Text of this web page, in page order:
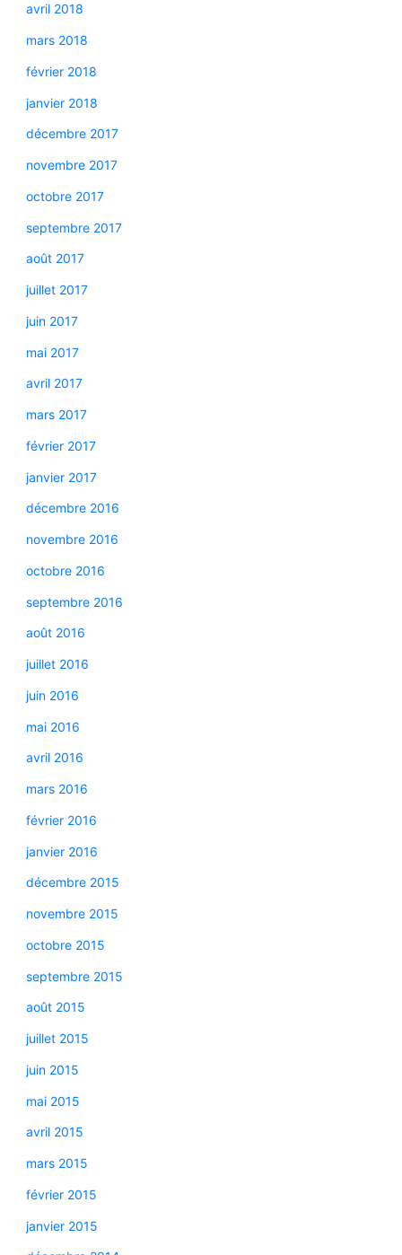
avril 2018
mars 2018
février 2018
janvier 2018
décembre 2017
novembre 2017
octobre 2017
septembre 2017
août 2017
juillet 2017
juin 2017
mai 2017
avril 2017
mars 2017
février 2017
janvier 2017
décembre 2016
novembre 2016
octobre 2016
septembre 2016
août 2016
juillet 2016
juin 2016
mai 2016
avril 2016
mars 2016
février 2016
janvier 2016
décembre 2015
novembre 2015
octobre 2015
septembre 2015
août 2015
juillet 2015
juin 2015
mai 2015
avril 2015
mars 2015
février 2015
janvier 2015